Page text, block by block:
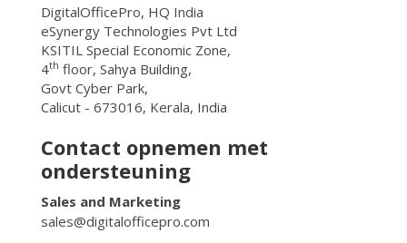
DigitalOfficePro, HQ India
eSynergy Technologies Pvt Ltd
KSITIL Special Economic Zone,
4th floor, Sahya Building,
Govt Cyber Park,
Calicut - 673016, Kerala, India
Contact opnemen met
ondersteuning
Sales and Marketing
sales@digitalofficepro.com